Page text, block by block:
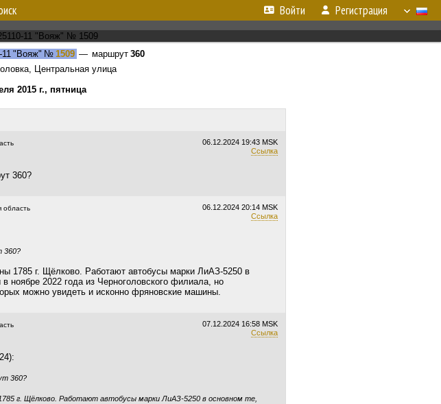
Войти Регистрация
11 "Вояж" № 1509 — маршрут 360
Центральная улица
2015 г., пятница
06.12.2024 19:43 MSK
Ссылка
360?
06.12.2024 20:14 MSK
Ссылка
область
360?
1785 г. Щёлково. Работают автобусы марки ЛиАЗ-5250 в
ноябре 2022 года из Черноголовского филиала, но
можно увидеть и исконно фряновские машины.
07.12.2024 16:58 MSK
Ссылка
360?
г. Щёлково. Работают автобусы марки ЛиАЗ-5250 в основном те,